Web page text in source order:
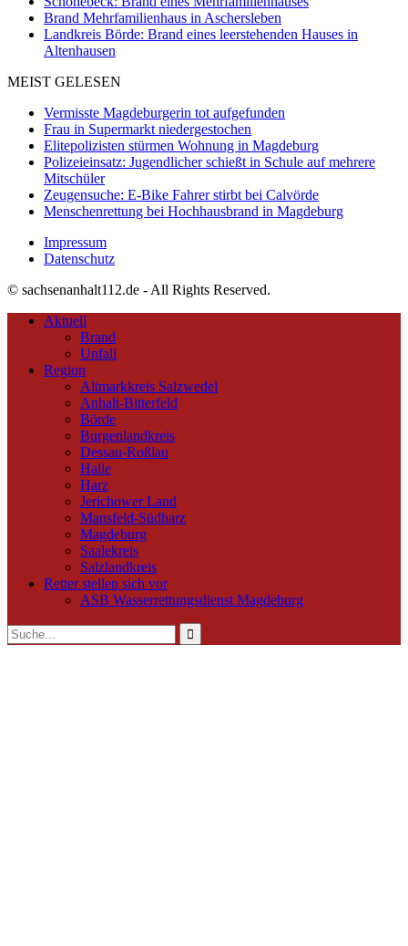
Brand Mehrfamilienhaus in Aschersleben
Landkreis Börde: Brand eines leerstehenden Hauses in
Altenhausen
MEIST GELESEN
Vermisste Magdeburgerin tot aufgefunden
Frau in Supermarkt niedergestochen
Elitepolizisten stürmen Wohnung in Magdeburg
Polizeieinsatz: Jugendlicher schießt in Schule auf mehrere
Mitschüler
Zeugensuche: E-Bike Fahrer stirbt bei Calvörde
Menschenrettung bei Hochhausbrand in Magdeburg
Impressum
Datenschutz
© sachsenanhalt112.de - All Rights Reserved.
Aktuell
Brand
Unfall
Region
Altmarkkreis Salzwedel
Anhalt-Bitterfeld
Börde
Burgenlandkreis
Dessau-Roßlau
Halle
Harz
Jerichower Land
Mansfeld-Südharz
Magdeburg
Saalekreis
Salzlandkreis
Retter stellen sich vor
ASB Wasserrettungsdienst Magdeburg